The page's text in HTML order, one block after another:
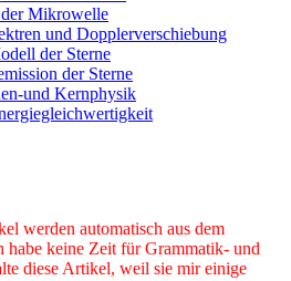
Mikrowelle
und Dopplerverschiebung
der Sterne
der Sterne
und Kernphysik
werden automatisch aus dem
habe keine Zeit für Grammatik- und
diese Artikel, weil sie mir einige